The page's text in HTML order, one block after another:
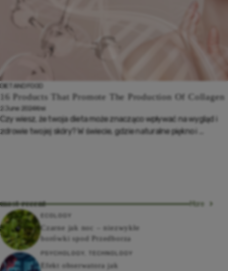
DIET AND FOOD
16 Products That Promote The Production Of Collagen
2 June 2024Krei
Czy wiesz, że twoja dieta może znacząco wpływać na wygląd i
zdrowie twojej skóry? W świecie, gdzie naturalne piękno i ...
most recent More
Czarne jak noc – niezwykłe
borówki spod Przedborza
PSYCHOLOGY TECHNOLOGY
Efekt obserwatora jak